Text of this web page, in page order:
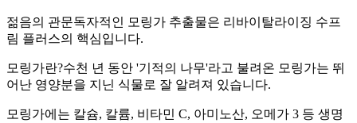
젊음의 관문독자적인 모링가 추출물은 리바이탈라이징 수프
림 플러스의 핵심입니다.
모링가란?수천 년 동안 '기적의 나무'라고 불려온 모링가는 뛰
어난 영양분을 지닌 식물로 잘 알려져 있습니다.
모링가에는 칼슘, 칼륨, 비타민 C, 아미노산, 오메가 3 등 생명